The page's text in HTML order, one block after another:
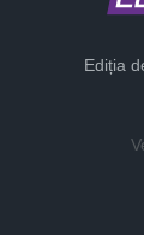
Ediția